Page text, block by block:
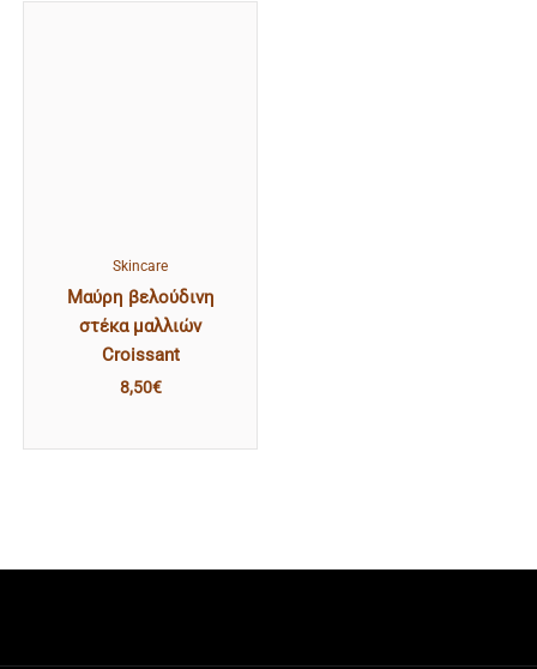
Skincare
Μαύρη βελούδινη
στέκα μαλλιών
Croissant
8,50€